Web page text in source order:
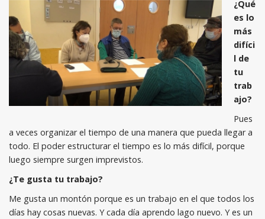
¿Qué
es lo
más
difíci
l de
tu
trab
ajo?
Pues
a veces organizar el tiempo de una manera que pueda llegar a
todo. El poder estructurar el tiempo es lo más difícil, porque
luego siempre surgen imprevistos.
¿Te gusta tu trabajo?
Me gusta un montón porque es un trabajo en el que todos los
días hay cosas nuevas. Y cada día aprendo lago nuevo. Y es un